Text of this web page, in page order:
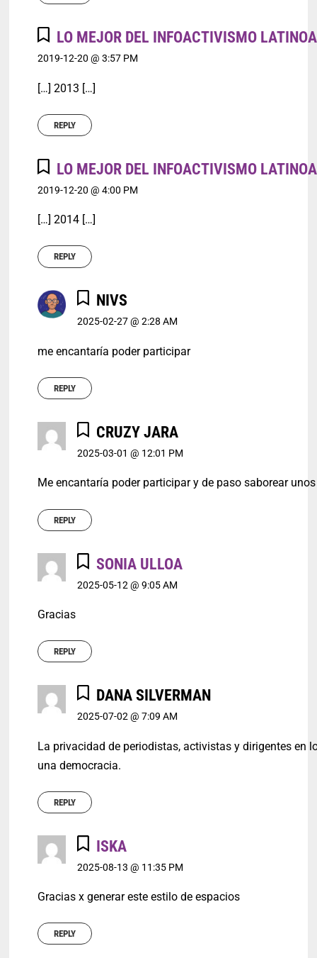
LO MEJOR DEL INFOACTIVISMO
2019-12-20 @ 3:57 PM
[…] 2013 […]
REPLY
LO MEJOR DEL INFOACTIVISMO
2019-12-20 @ 4:00 PM
[…] 2014 […]
REPLY
NIVS
2025-02-27 @ 2:28 AM
me encantaría poder participar
REPLY
CRUZY JARA
2025-03-01 @ 12:01 PM
Me encantaría poder participar y de paso saborear
REPLY
SONIA ULLOA
2025-05-12 @ 9:05 AM
Gracias
REPLY
DANA SILVERMAN
2025-07-02 @ 7:09 AM
La privacidad de periodistas, activistas y dirigentes en
una democracia.
REPLY
ISKA
2025-08-13 @ 11:35 PM
Gracias x generar este estilo de espacios
REPLY